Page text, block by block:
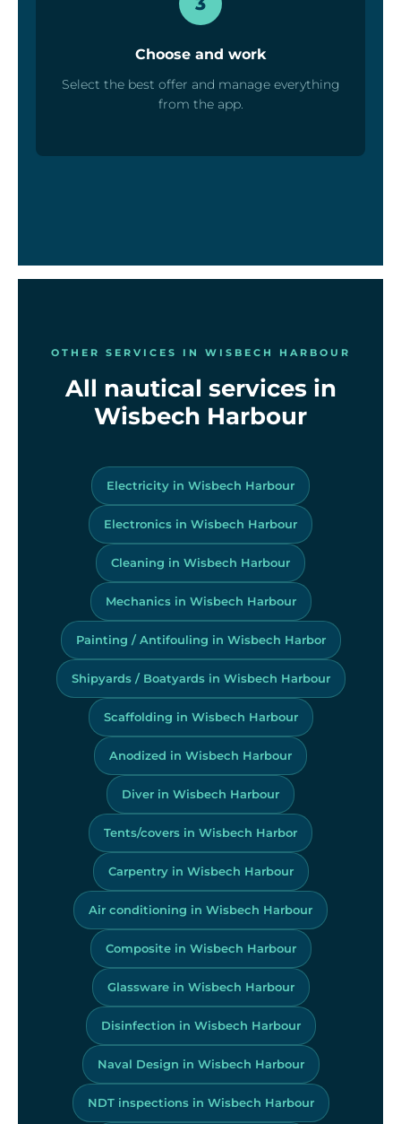
Choose and work
Select the best offer and manage everything
from the app.
OTHER SERVICES IN WISBECH HARBOUR
All nautical services in
Wisbech Harbour
Electricity in Wisbech Harbour
Electronics in Wisbech Harbour
Cleaning in Wisbech Harbour
Mechanics in Wisbech Harbour
Painting / Antifouling in Wisbech Harbor
Shipyards / Boatyards in Wisbech Harbour
Scaffolding in Wisbech Harbour
Anodized in Wisbech Harbour
Diver in Wisbech Harbour
Tents/covers in Wisbech Harbor
Carpentry in Wisbech Harbour
Air conditioning in Wisbech Harbour
Composite in Wisbech Harbour
Glassware in Wisbech Harbour
Disinfection in Wisbech Harbour
Naval Design in Wisbech Harbour
NDT inspections in Wisbech Harbour